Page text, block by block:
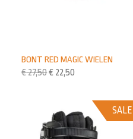
BONT RED MAGIC WIELEN
€27,50€ 22,50
SALE